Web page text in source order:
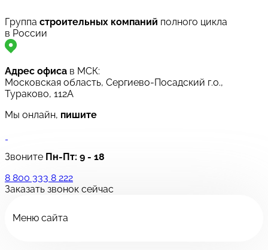
Группа строительных компаний полного цикла
в России
Адрес офиса в МСК:
Московская область, Сергиево-Посадский г.о.,
Тураково, 112А
Мы онлайн, пишите
Звоните Пн-Пт: 9 - 18
8 800 333 8 222
Заказать звонок сейчас
Меню сайта